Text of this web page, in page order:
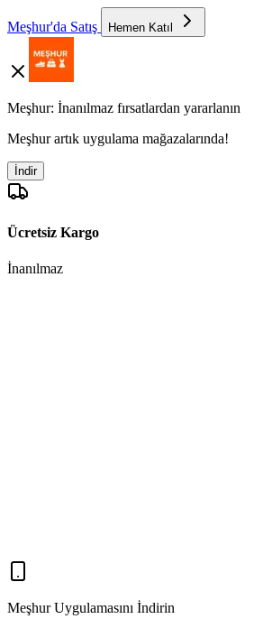
Meşhur'da Satış Hemen Katıl
Meşhur: İnanılmaz fırsatlardan yararlanın
Meşhur artık uygulama mağazalarında!
İndir
Ücretsiz Kargo
İnanılmaz
Meşhur Uygulamasını İndirin